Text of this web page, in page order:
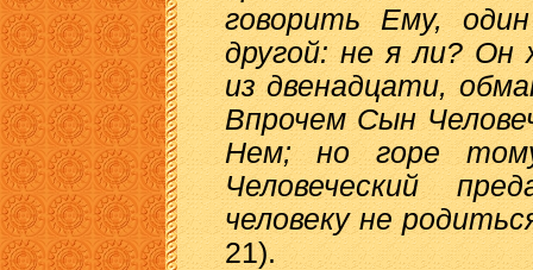
говорить Ему,
другой: не я ли?
из двенадцати,
Впрочем Сын
Нем; но горе
Человеческий
человеку не
21).